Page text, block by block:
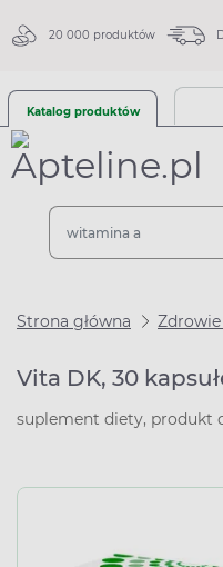
20 000 produktów
Katalog produktów
Strona główna
Vita DK, 30
suplement diety, produkt